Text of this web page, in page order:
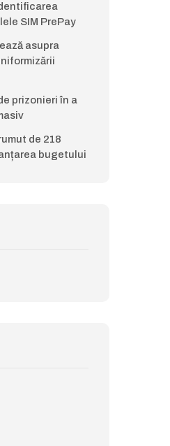
SIM PrePay
asupra
prizonieri în a
de 218
bugetului